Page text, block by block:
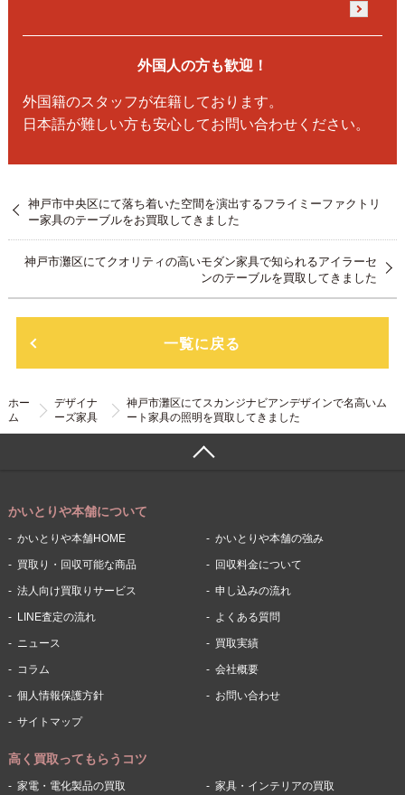
外国人の方も歓迎！
外国籍のスタッフが在籍しております。
日本語が難しい方も安心してお問い合わせください。
神戸市中央区にて落ち着いた空間を演出するフライミーファクトリ
ー家具のテーブルをお買取してきました
神戸市灘区にてクオリティの高いモダン家具で知られるアイラーセ
ンのテーブルを買取してきました
一覧に戻る
ホー
ム
デザイナ
ーズ家具
神戸市灘区にてスカンジナビアンデザインで名高いム
ート家具の照明を買取してきました
かいとりや本舗について
かいとりや本舗HOME かいとりや本舗の強み
買取り・回収可能な商品 回収料金について
法人向け買取りサービス 申し込みの流れ
LINE査定の流れ よくある質問
ニュース 買取実績
コラム 会社概要
個人情報保護方針 お問い合わせ
サイトマップ
高く買取ってもらうコツ
家電・電化製品の買取 家具・インテリアの買取